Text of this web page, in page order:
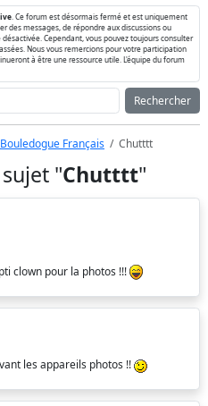
. Ce forum est désormais fermé et est uniquement
des messages, de répondre aux discussions ou
Cependant, vous pouvez toujours consulter
Nous vous remercions pour votre participation
à être une ressource utile. L'équipe du forum
Rechercher
Français Chutttt
"Chutttt"
clown pour la photos !!!
les appareils photos !!